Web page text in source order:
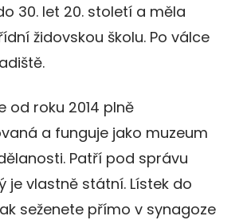
30. let 20. století a měla
židovskou školu. Po válce
od roku 2014 plně
a funguje jako muzeum
Patří pod správu
je vlastně státní. Lístek do
seženete přímo v synagoze